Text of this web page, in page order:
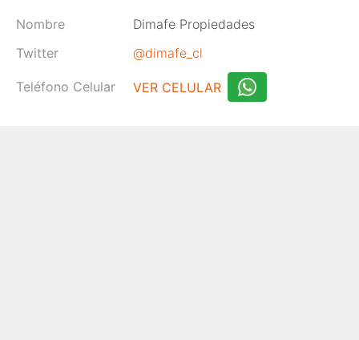
Nombre
Dimafe Propiedades
Twitter
@dimafe_cl
Teléfono Celular VER CELULAR